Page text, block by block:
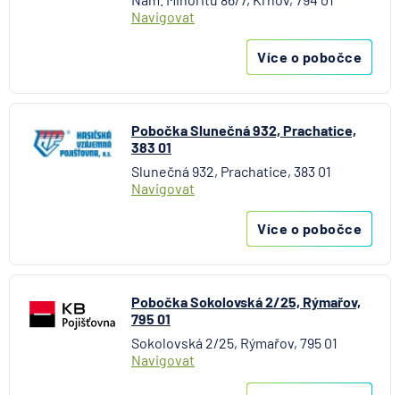
Navigovat
Více o pobočce
Pobočka Slunečná 932, Prachatice,
383 01
Slunečná 932, Prachatice, 383 01
Navigovat
Více o pobočce
Pobočka Sokolovská 2/25, Rýmařov,
795 01
Sokolovská 2/25, Rýmařov, 795 01
Navigovat